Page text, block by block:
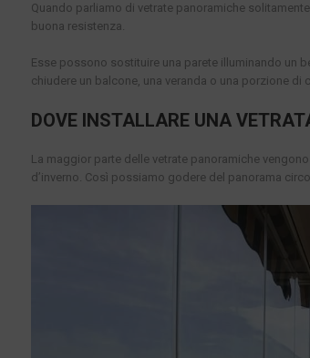
Quando parliamo di vetrate panoramiche
buona resistenza.
Esse possono sostituire una parete illuminando un
chiudere un balcone, una veranda o una porzione
DOVE INSTALLARE UNA
La maggior parte delle vetrate panoramiche
d’inverno. Così possiamo godere del panorama